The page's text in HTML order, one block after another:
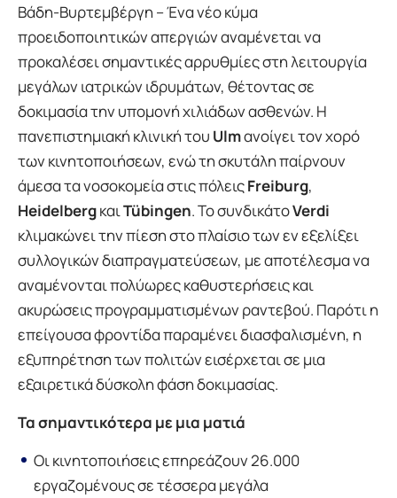
Βάδη-Βυρτεμβέργη – Ένα νέο κύμα
προειδοποιητικών απεργιών αναμένεται να
προκαλέσει σημαντικές αρρυθμίες στη λειτουργία
μεγάλων ιατρικών ιδρυμάτων, θέτοντας σε
δοκιμασία την υπομονή χιλιάδων ασθενών. Η
πανεπιστημιακή κλινική του Ulmανοίγει τον χορό
των κινητοποιήσεων, ενώ τη σκυτάλη παίρνουν
άμεσα τα νοσοκομεία στις πόλειςFreiburg,
Heidelbergκαι Tübingen. Το συνδικάτοVerdi
κλιμακώνει την πίεση στο πλαίσιο των εν εξελίξει
συλλογικών διαπραγματεύσεων, με αποτέλεσμα να
αναμένονται πολύωρες καθυστερήσεις και
ακυρώσεις προγραμματισμένων ραντεβού. Παρότι η
επείγουσα φροντίδα παραμένει διασφαλισμένη, η
εξυπηρέτηση των πολιτών εισέρχεται σε μια
εξαιρετικά δύσκολη φάση δοκιμασίας.
Τα σημαντικότερα με μια ματιά
Οι κινητοποιήσεις επηρεάζουν 26.000
εργαζομένους σε τέσσερα μεγάλα